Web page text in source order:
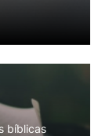
bíblicas